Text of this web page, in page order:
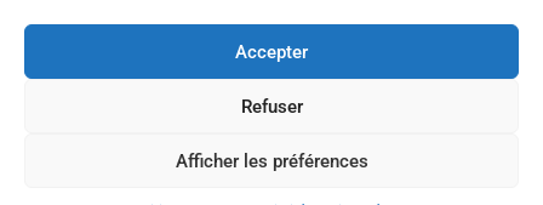
Accepter
Refuser
Afficher les préférences
•Contact